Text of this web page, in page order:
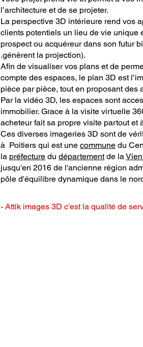
l’architecture et de se projeter.
La perspective 3D intérieure rend vos
clients potentiels un lieu de vie unique
prospect ou acquéreur dans son futur
.génèrent la projection).
Afin de visualiser vos plans et de
compte des espaces, le plan 3D est
pièce par pièce, tout en proposant des
Par la vidéo 3D, les espaces sont
immobilier. Grace à la visite virtuelle
acheteur fait sa propre visite partout et
Ces diverses imageries 3D sont de
à Poitiers qui est une commune du
la préfecture du départementde la
jusqu'en 2016 de l'ancienne région
pôle d'équilibre dynamique dans le
- Attik images 3D c'est la qualité de